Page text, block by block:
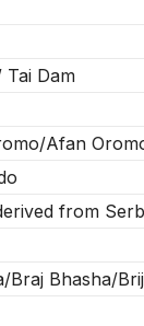
Tai Dam
Afan
from
Braj Bhasha/Brij